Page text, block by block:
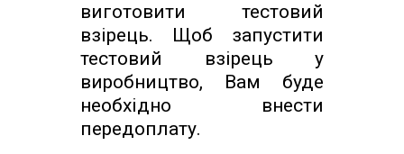
виготовити тестовий
взірець. Щоб запустити
тестовий взірець у
виробництво, Вам буде
необхідно внести
передоплату.